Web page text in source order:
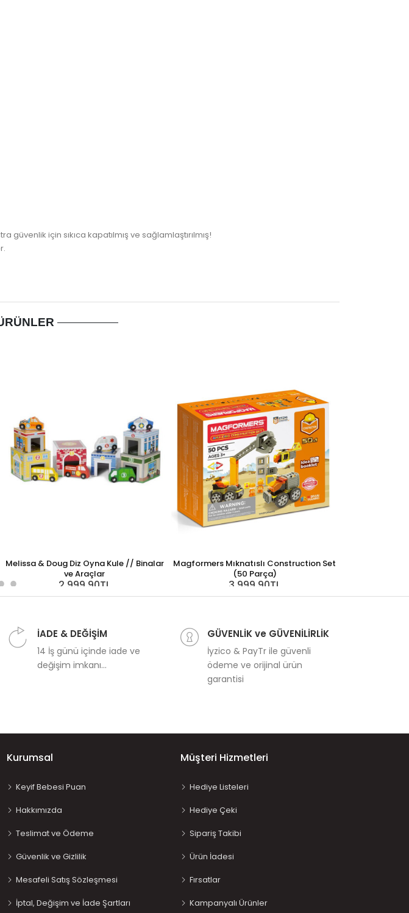
için sıkıca kapatılmış ve sağlamlaştırılmış!
Melissa & Doug Diz Oyna Kule // Binalar
ve Araçlar
2.999,90TL
Magformers Mıknatıslı Construction Set
(50 Parça)
3.999,90TL
Magformers
İADE & DEĞİŞİM
14 İş günü içinde iade ve
değişim imkanı...
GÜVENLİK ve GÜVENİLİRLİK
İyzico & PayTr ile güvenli
ödeme ve orijinal ürün
garantisi
Kurumsal
Keyif Bebesi Puan
Hakkımızda
Teslimat ve Ödeme
Güvenlik ve Gizlilik
Mesafeli Satış Sözleşmesi
İptal, Değişim ve İade Şartları
Müşteri Hizmetleri
Hediye Listeleri
Hediye Çeki
Sipariş Takibi
Ürün İadesi
Fırsatlar
Kampanyalı Ürünler